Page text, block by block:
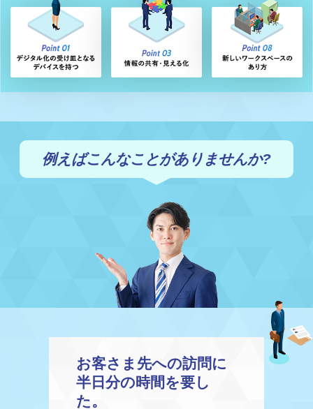
例えばこんなことがありませんか?
お客さま先への訪問に
半日分の時間を要し
た。